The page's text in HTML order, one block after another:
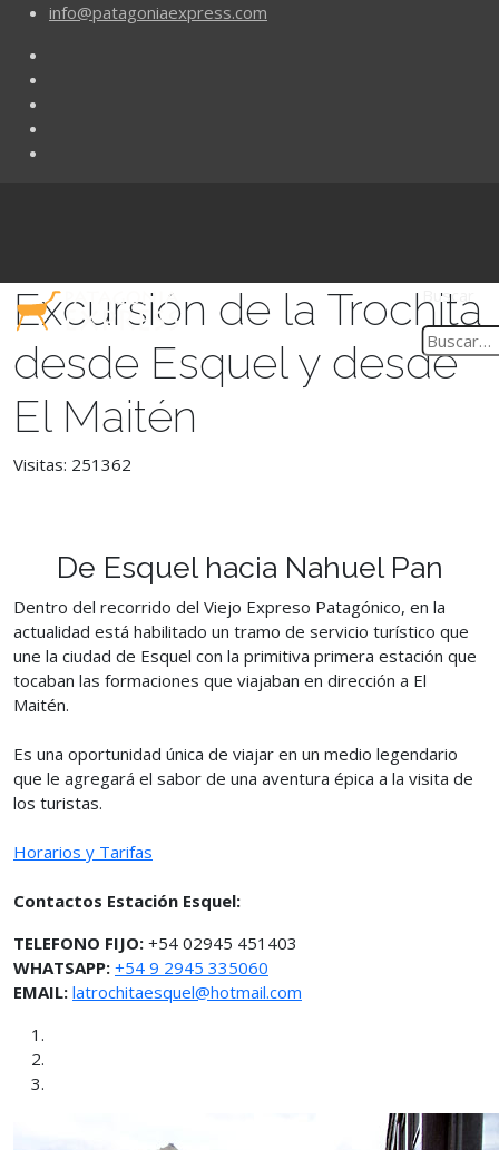
info@patagoniaexpress.com
Buscar
Excursión de la Trochita
desde Esquel y desde
El Maitén
Visitas: 251362
De Esquel hacia Nahuel Pan
Dentro del recorrido del Viejo Expreso Patagónico, en la
actualidad está habilitado un tramo de servicio turístico que
une la ciudad de Esquel con la primitiva primera estación que
tocaban las formaciones que viajaban en dirección a El
Maitén.
Es una oportunidad única de viajar en un medio legendario
que le agregará el sabor de una aventura épica a la visita de
los turistas.
Horarios y Tarifas
Contactos Estación Esquel:
TELEFONO FIJO: +54 02945 451403
WHATSAPP: +54 9 2945 335060
EMAIL: latrochitaesquel@hotmail.com